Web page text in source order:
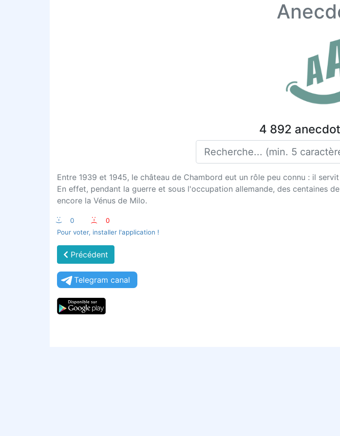
4 892
Entre 1939 et 1945, le château de Chambord eut un rôle peu connu : il
En effet, pendant la guerre et sous l'occupation allemande, des centaines
encore la Vénus de Milo.
:-) 0 :-(
0
Pour voter, installer l'application !
Précédent
Telegram canal